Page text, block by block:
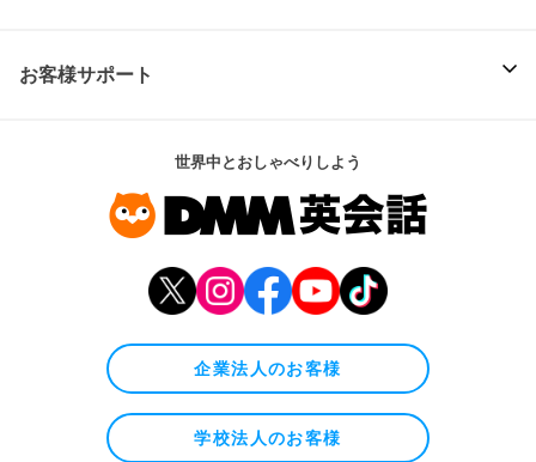
お客様サポート
世界中とおしゃべりしよう
企業法人のお客様
学校法人のお客様